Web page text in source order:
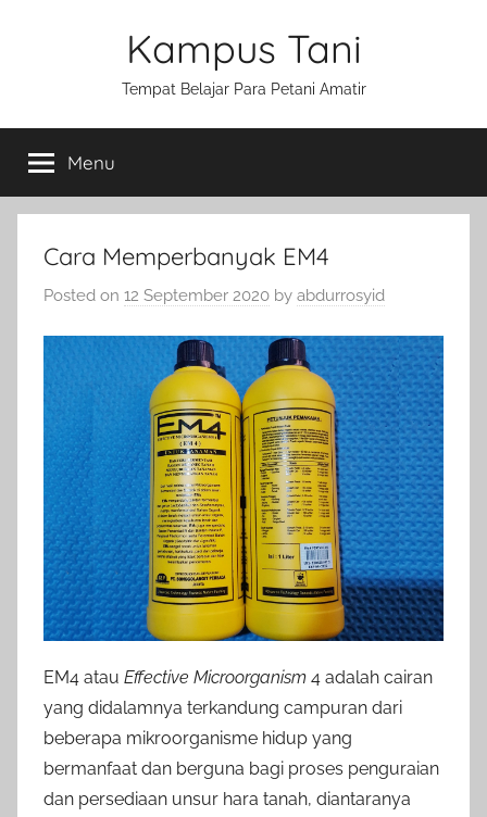
Kampus Tani
Tempat Belajar Para Petani Amatir
Menu
Cara Memperbanyak EM4
Posted on 12 September 2020 by abdurrosyid
EM4 atau Effective Microorganism 4 adalah cairan
yang didalamnya terkandung campuran dari
beberapa mikroorganisme hidup yang
bermanfaat dan berguna bagi proses penguraian
dan persediaan unsur hara tanah, diantaranya